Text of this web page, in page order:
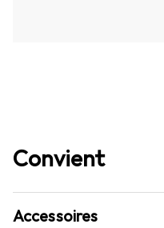
Convient
Accessoires